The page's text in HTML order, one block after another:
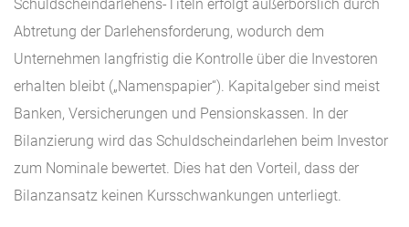
Schuldscheindarlehens-Titeln erfolgt außerbörslich durch
Abtretung der Darlehensforderung, wodurch dem
Unternehmen langfristig die Kontrolle über die Investoren
erhalten bleibt („Namenspapier“). Kapitalgeber sind meist
Banken, Versicherungen und Pensionskassen. In der
Bilanzierung wird das Schuldscheindarlehen beim Investor
zum Nominale bewertet. Dies hat den Vorteil, dass der
Bilanzansatz keinen Kursschwankungen unterliegt.